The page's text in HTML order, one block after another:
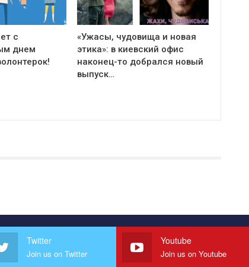
с
днем
«Ужасы, чудовища и новая
этика»: в киевский офис
наконец-то добрался новый
выпуск…
Twitter
Join us on Twitter
Youtube
Join us on Youtube